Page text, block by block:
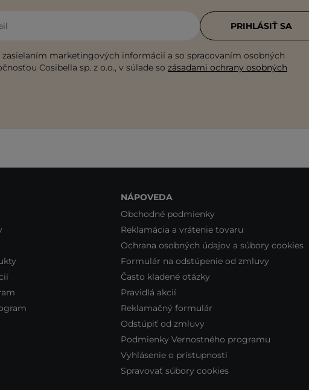
zasielaním marketingových informácií a so spracovaním osobných
Cosibella sp. z o.o., v súlade so zásadami ochrany osobných
PRIHLÁSIŤ SA
NÁPOVEDA
Obchodné podmienky
Reklamácia a vrátenie tovaru
Ochrana osobných údajov a súbory cookies
Formulár na odstúpenie od zmluvy
Často kladené otázky
Pravidlá akcií
Reklamačný formulár
Odstúpiť od zmluvy
Podmienky Vernostného programu
Vyhlásenie o prístupnosti
Spravovať súbory cookies